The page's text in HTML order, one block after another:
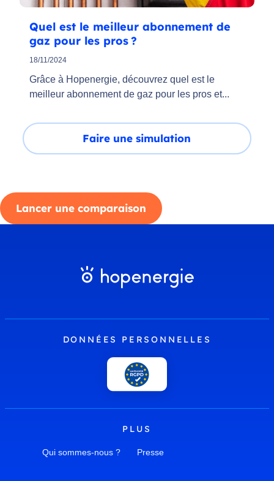
Quel est le meilleur abonnement de
gaz pour les pros ?
18/11/2024
Grâce à Hopenergie, découvrez quel est le
meilleur abonnement de gaz pour les pros et...
Faire une simulation
Lancer une comparaison
DONNÉES PERSONNELLES
PLUS
Qui sommes-nous ? Presse